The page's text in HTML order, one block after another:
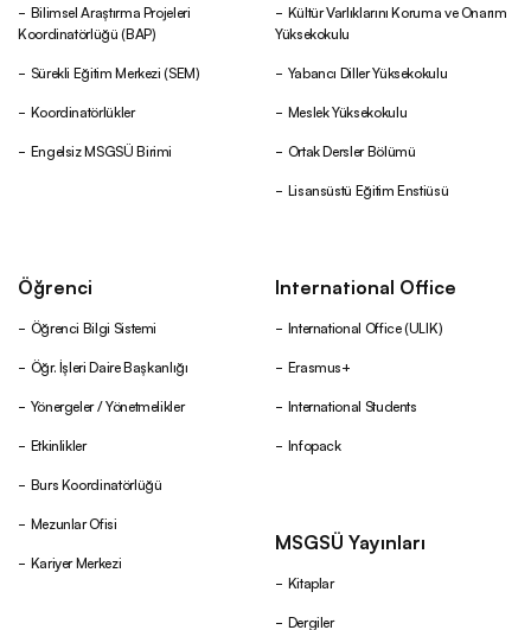
Bilimsel Araştırma Projeleri
Koordinatörlüğü (BAP)
Sürekli Eğitim Merkezi (SEM)
Koordinatörlükler
Engelsiz MSGSÜ Birimi
Kültür Varlıklarını Koruma ve Onarım
Yüksekokulu
Yabancı Diller Yüksekokulu
Meslek Yüksekokulu
Ortak Dersler Bölümü
Lisansüstü Eğitim Enstiüsü
Öğrenci
Öğrenci Bilgi Sistemi
Öğr. İşleri Daire Başkanlığı
Yönergeler / Yönetmelikler
Etkinlikler
Burs Koordinatörlüğü
Mezunlar Ofisi
Kariyer Merkezi
International Office
International Office (ULIK)
Erasmus+
International Students
Infopack
MSGSÜ Yayınları
Kitaplar
Dergiler